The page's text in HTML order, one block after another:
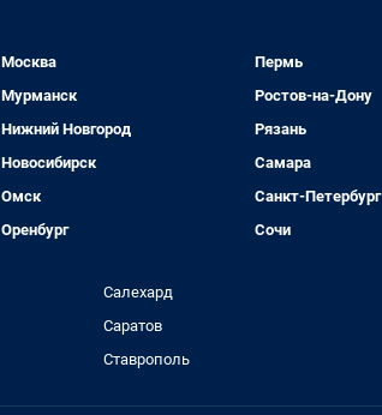
Москва
Мурманск
Нижний Новгород
Новосибирск
Омск
Оренбург
Пермь
Ростов-на-Дону
Рязань
Самара
Санкт-Петербург
Сочи
Салехард
Саратов
Ставрополь